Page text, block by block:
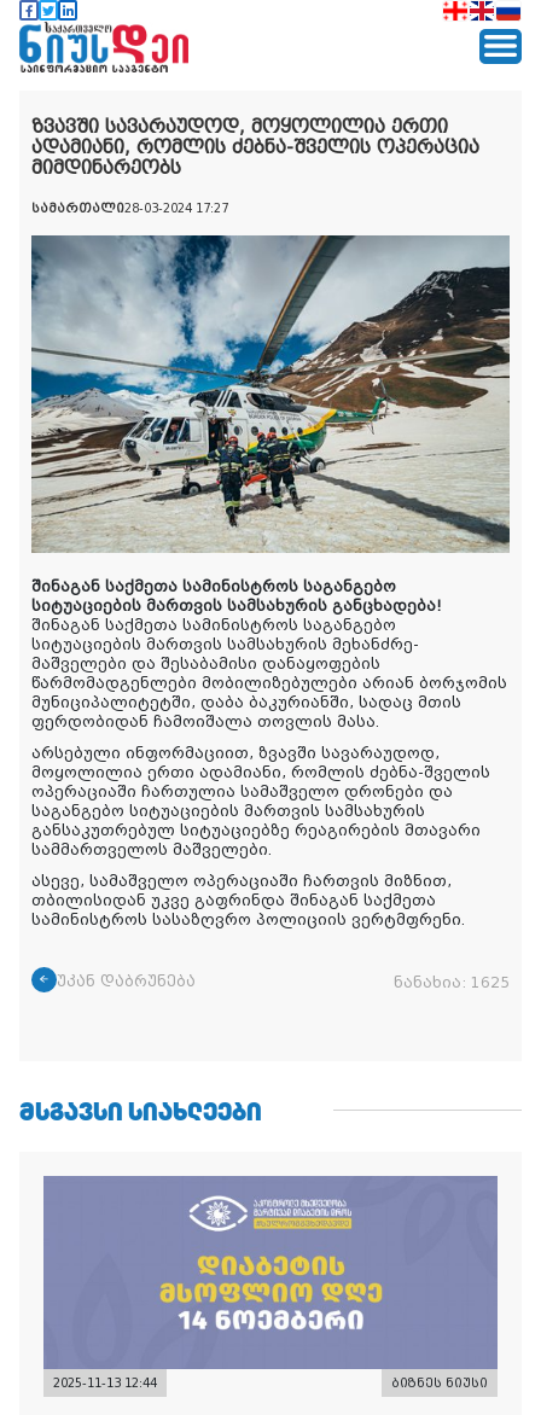
ზვავში სავარაუდოდ, მოყოლილია ერთი
ადამიანი, რომლის ძებნა-შველის ოპერაცია
მიმდინარეობს
სამართალი28-03-2024 17:27
შინაგან საქმეთა სამინისტროს საგანგებო
სიტუაციების მართვის სამსახურის განცხადება!
შინაგან საქმეთა სამინისტროს საგანგებო
სიტუაციების მართვის სამსახურის მეხანძრე-
მაშველები და შესაბამისი დანაყოფების
წარმომადგენლები მობილიზებულები არიან ბორჯომის
მუნიციპალიტეტში, დაბა ბაკურიანში, სადაც მთის
ფერდობიდან ჩამოიშალა თოვლის მასა.
არსებული ინფორმაციით, ზვავში სავარაუდოდ,
მოყოლილია ერთი ადამიანი, რომლის ძებნა-შველის
ოპერაციაში ჩართულია სამაშველო დრონები და
საგანგებო სიტუაციების მართვის სამსახურის
განსაკუთრებულ სიტუაციებზე რეაგირების მთავარი
სამმართველოს მაშველები.
ასევე, სამაშველო ოპერაციაში ჩართვის მიზნით,
თბილისიდან უკვე გაფრინდა შინაგან საქმეთა
სამინისტროს სასაზღვრო პოლიციის ვერტმფრენი.
უკან დაბრუნება ნანახია: 1625
ᲛᲡᲒᲐᲕᲡᲘ ᲡᲘᲐᲮᲚᲔᲔᲑᲘ
2025-11-13 12:44 ბიზნეს ნიუსი